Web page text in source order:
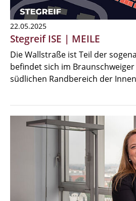
22.05.2025
Stegreif ISE | MEILE
Die Wallstraße ist Teil der
befindet sich im
südlichen Randbereich der